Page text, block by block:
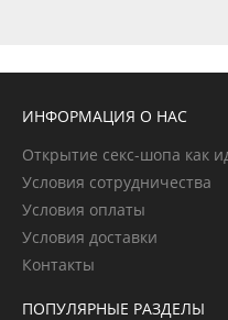
ИНФОРМАЦИЯ О НАС
Открытие секс-шопа как
Условия сотрудничества
Условия оплаты
Условия доставки
Контакты
ПОПУЛЯРНЫЕ РАЗДЕЛЫ